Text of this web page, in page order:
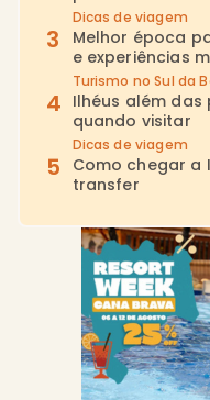
Dicas de viagem
Melhor época
e experiências
Turismo no Sul da
Ilhéus além das
quando visitar
Dicas de viagem
Como chegar a
transfer